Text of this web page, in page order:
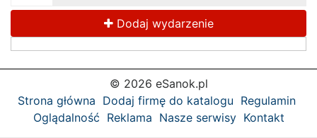
Dodaj wydarzenie
© 2026 eSanok.pl
Strona główna Dodaj firmę do katalogu Regulamin
Oglądalność Reklama Nasze serwisy Kontakt